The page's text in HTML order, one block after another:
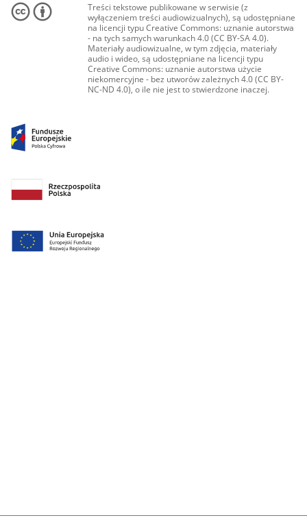
Treści tekstowe publikowane w serwisie (z
wyłączeniem treści audiowizualnych), są udostępniane
na licencji typu Creative Commons: uznanie autorstwa
- na tych samych warunkach 4.0 (CC BY-SA 4.0).
Materiały audiowizualne, w tym zdjęcia, materiały
audio i wideo, są udostępniane na licencji typu
Creative Commons: uznanie autorstwa użycie
niekomercyjne - bez utworów zależnych 4.0 (CC BY-
NC-ND 4.0), o ile nie jest to stwierdzone inaczej.